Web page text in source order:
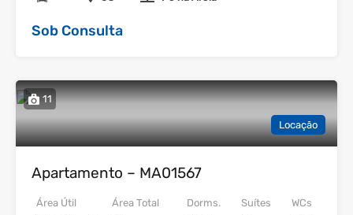
Sob Consulta
11
Locação
Apartamento – MA01567
Dorms.
WCs
Área Útil
Área Total
Suítes